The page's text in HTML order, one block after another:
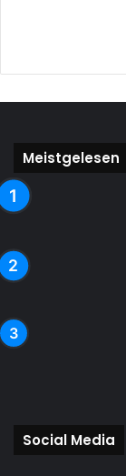
Meistgelesen
Social Media